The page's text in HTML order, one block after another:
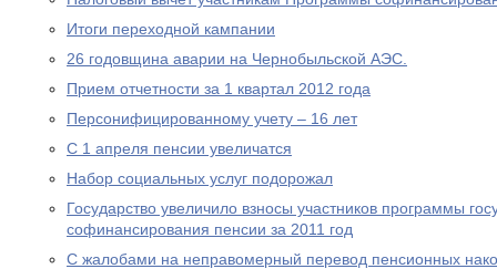
Итоги переходной кампании
26 годовщина аварии на Чернобыльской АЭС.
Прием отчетности за 1 квартал 2012 года
Персонифицированному учету – 16 лет
С 1 апреля пенсии увеличатся
Набор социальных услуг подорожал
Государство увеличило взносы участников программы
софинансирования пенсии за 2011 год
С жалобами на неправомерный перевод пенсионных